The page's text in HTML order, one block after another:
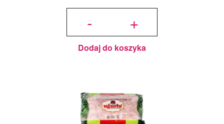
-
ilość
pierniczki
Eko -
5szt. -
cm
+
Dodaj do koszyka